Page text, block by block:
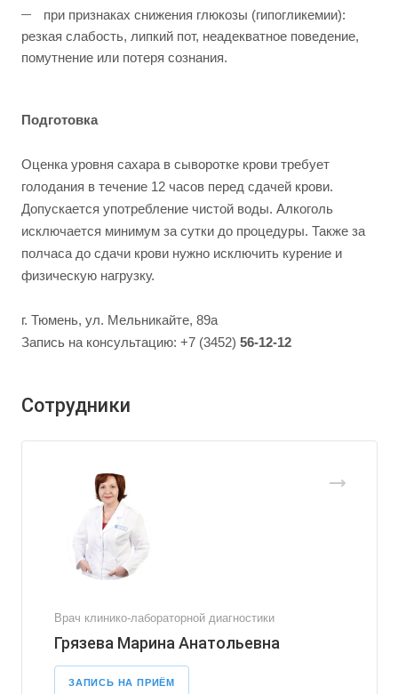
при признаках снижения глюкозы (гипогликемии):
резкая слабость, липкий пот, неадекватное поведение,
помутнение или потеря сознания.
Подготовка
Оценка уровня сахара в сыворотке крови требует
голодания в течение 12 часов перед сдачей крови.
Допускается употребление чистой воды. Алкоголь
исключается минимум за сутки до процедуры. Также за
полчаса до сдачи крови нужно исключить курение и
физическую нагрузку.
г. Тюмень, ул. Мельникайте, 89а
Запись на консультацию: +7 (3452) 56-12-12
Сотрудники
Врач клинико-лабораторной диагностики
Грязева Марина Анатольевна
ЗАПИСЬ НА ПРИЁМ